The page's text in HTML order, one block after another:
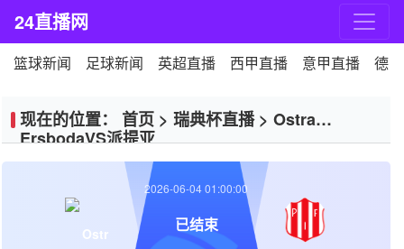
24直播网
篮球新闻 足球新闻 英超直播 西甲直播 意甲直播 德
现在的位置： 首页 > 瑞典杯直播> Ostra
ErsbodaVS派提亚
2026-06-04 01:00:00
已结束